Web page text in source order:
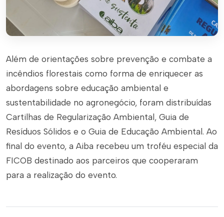
Além de orientações sobre prevenção e combate a
incêndios florestais como forma de enriquecer as
abordagens sobre educação ambiental e
sustentabilidade no agronegócio, foram distribuídas
Cartilhas de Regularização Ambiental, Guia de
Resíduos Sólidos e o Guia de Educação Ambiental. Ao
final do evento, a Aiba recebeu um troféu especial da
FICOB destinado aos parceiros que cooperaram
para a realização do evento.